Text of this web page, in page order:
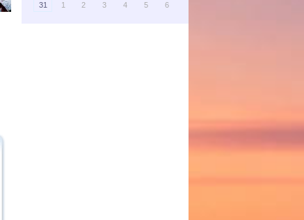
31
1 2 3 4 5 6